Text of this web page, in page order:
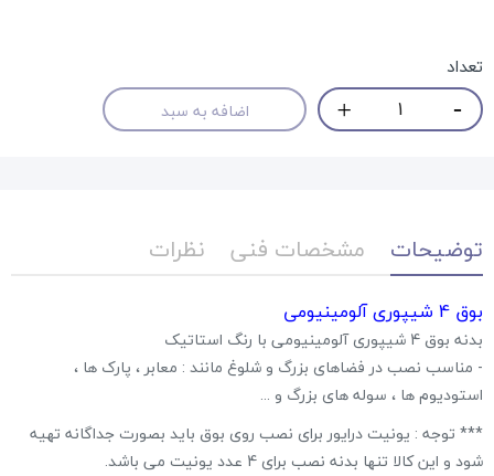
تعداد
اضافه به سبد
توضیحات مشخصات فنی نظرات
بوق 4 شیپوری آلومینیومی
بدنه بوق 4 شیپوری آلومینیومی با رنگ استاتیک
- مناسب نصب در فضاهای بزرگ و شلوغ مانند : معابر ، پارک ها ،
استودیوم ها ، سوله های بزرگ و ...
*** توجه : یونیت درایور برای نصب روی بوق باید بصورت جداگانه تهیه
شود و این کالا تنها بدنه نصب برای 4 عدد یونیت می باشد.